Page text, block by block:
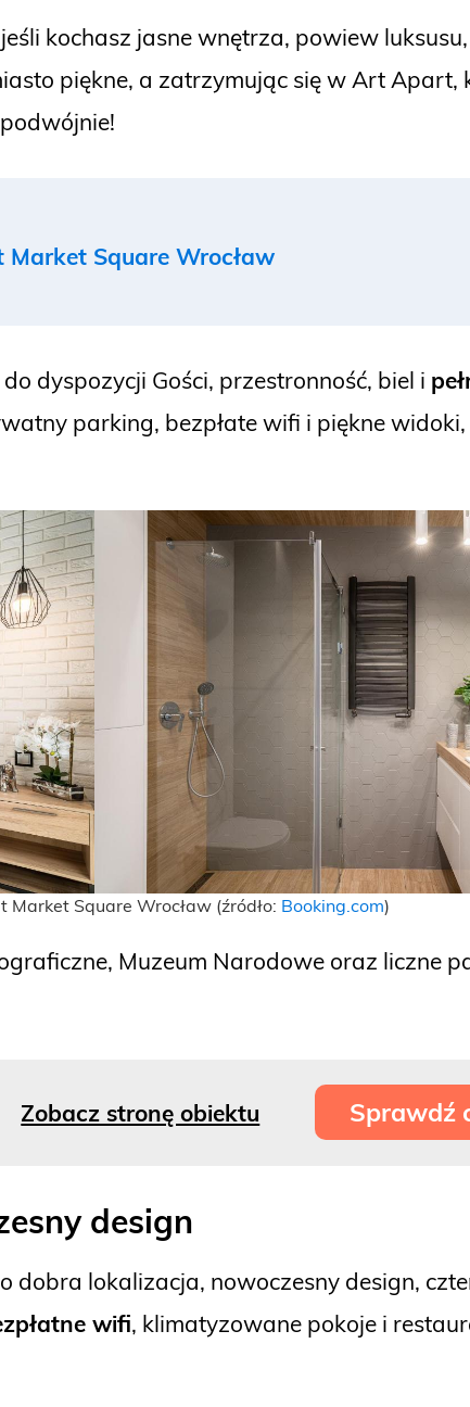
kochasz jasne wnętrza, powiew
piękne, a zatrzymując się w Art Apart,
Square Wrocław
dyspozycji Gości, przestronność, biel i
parking, bezpłate wifi i piękne
Square Wrocław (źródło: Booking.com)
Muzeum Narodowe oraz liczne
Zobacz stronę obiektu Sprawdź
design
dobra lokalizacja, nowoczesny design,
wifi, klimatyzowane pokoje i